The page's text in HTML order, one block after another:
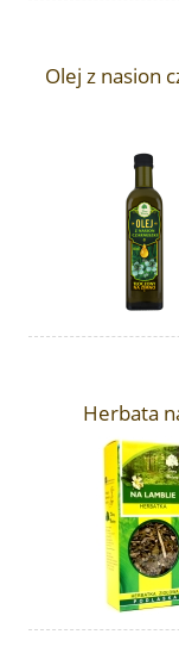
Olej z nasion
Herbata